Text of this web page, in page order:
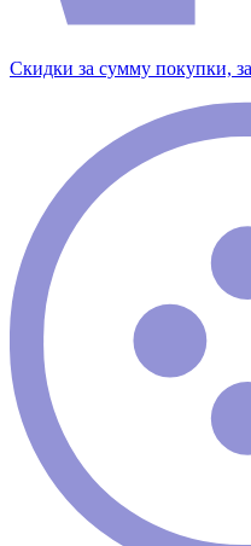
Скидки за сумму покупки,